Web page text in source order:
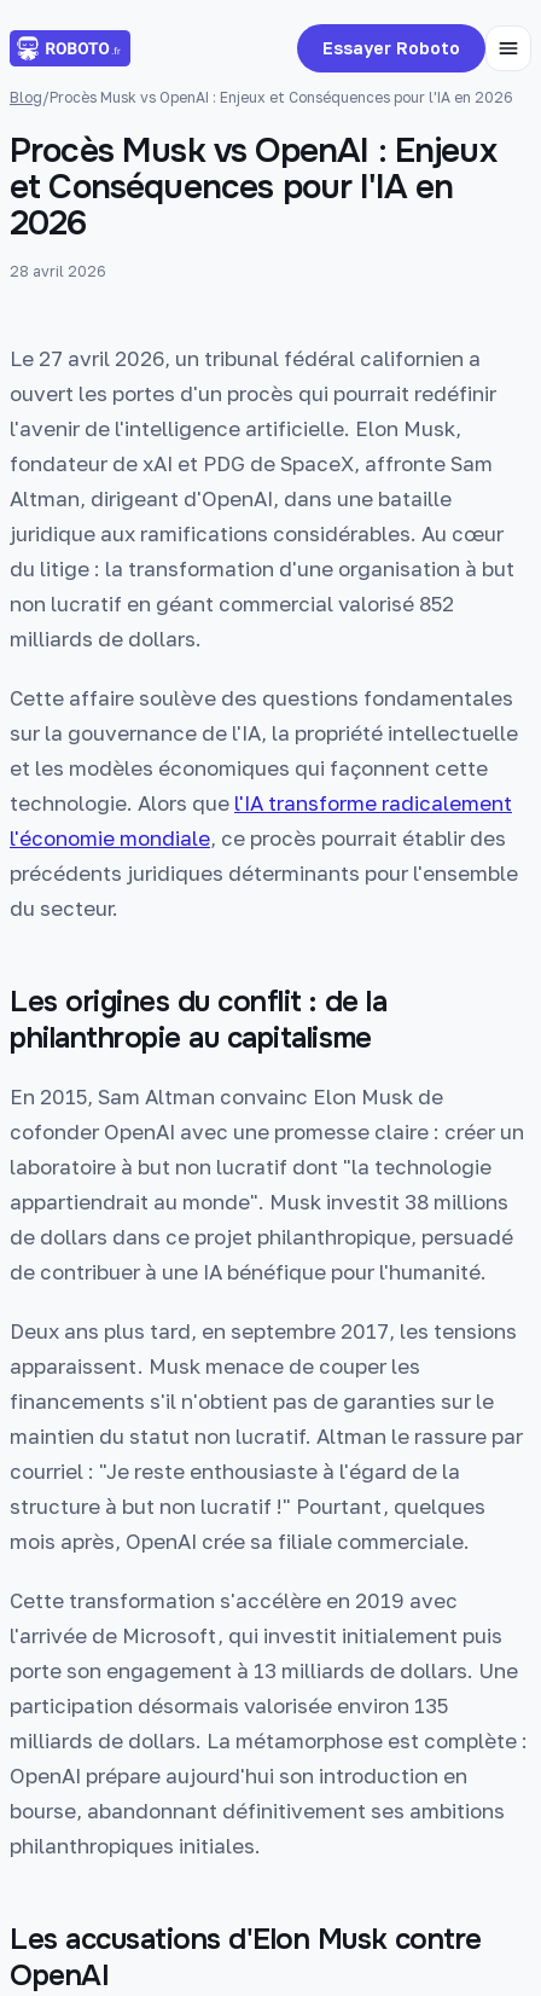
Essayer Roboto
Blog/Procès Musk vs OpenAI : Enjeux et Conséquences pour l'IA en 2026
Procès Musk vs OpenAI : Enjeux
et Conséquences pour l'IA en
2026
28 avril 2026
Le 27 avril 2026, un tribunal fédéral californien a
ouvert les portes d'un procès qui pourrait redéfinir
l'avenir de l'intelligence artificielle. Elon Musk,
fondateur de xAI et PDG de SpaceX, affronte Sam
Altman, dirigeant d'OpenAI, dans une bataille
juridique aux ramifications considérables. Au cœur
du litige : la transformation d'une organisation à but
non lucratif en géant commercial valorisé 852
milliards de dollars.
Cette affaire soulève des questions fondamentales
sur la gouvernance de l'IA, la propriété intellectuelle
et les modèles économiques qui façonnent cette
technologie. Alors que l'IA transforme radicalement
l'économie mondiale, ce procès pourrait établir des
précédents juridiques déterminants pour l'ensemble
du secteur.
Les origines du conflit : de la
philanthropie au capitalisme
En 2015, Sam Altman convainc Elon Musk de
cofonder OpenAI avec une promesse claire : créer un
laboratoire à but non lucratif dont "la technologie
appartiendrait au monde". Musk investit 38 millions
de dollars dans ce projet philanthropique, persuadé
de contribuer à une IA bénéfique pour l'humanité.
Deux ans plus tard, en septembre 2017, les tensions
apparaissent. Musk menace de couper les
financements s'il n'obtient pas de garanties sur le
maintien du statut non lucratif. Altman le rassure par
courriel : "Je reste enthousiaste à l'égard de la
structure à but non lucratif !" Pourtant, quelques
mois après, OpenAI crée sa filiale commerciale.
Cette transformation s'accélère en 2019 avec
l'arrivée de Microsoft, qui investit initialement puis
porte son engagement à 13 milliards de dollars. Une
participation désormais valorisée environ 135
milliards de dollars. La métamorphose est complète :
OpenAI prépare aujourd'hui son introduction en
bourse, abandonnant définitivement ses ambitions
philanthropiques initiales.
Les accusations d'Elon Musk contre
OpenAI